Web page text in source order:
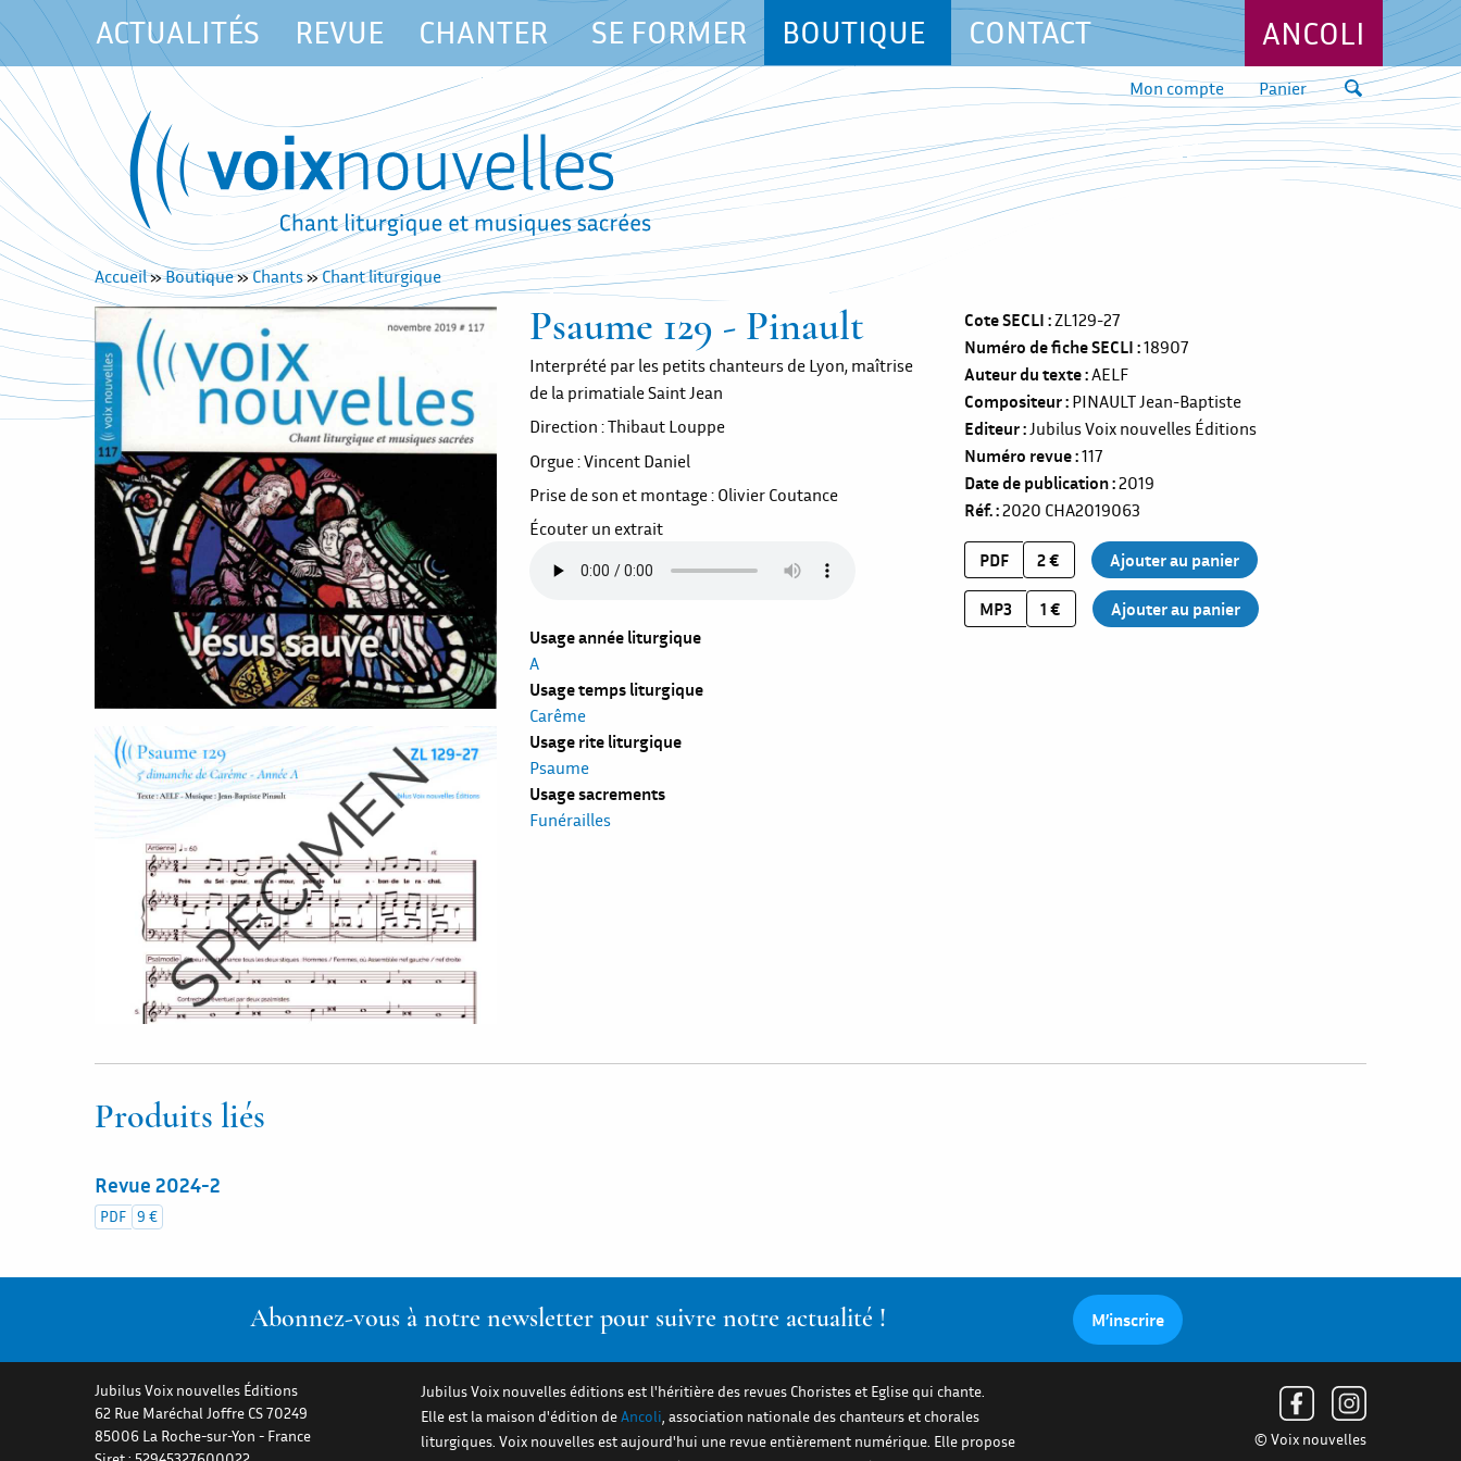
ACTUALITÉS REVUE CHANTER SE FORMER BOUTIQUE CONTACT ANCOLI
Mon compte Panier
Accueil»Boutique»Chants»Chant liturgique
Psaume 129 - Pinault
Interprété par les petits chanteurs de Lyon, maîtrise
de la primatiale Saint Jean
Direction : Thibaut Louppe
Orgue : Vincent Daniel
Prise de son et montage : Olivier Coutance
Écouter un extrait
Usage année liturgique
A
Usage temps liturgique
Carême
Usage rite liturgique
Psaume
Usage sacrements
Funérailles
Cote SECLI ZL129-27
Numéro de fiche SECLI 18907
Auteur du texte AELF
Compositeur PINAULT Jean-Baptiste
Editeur Jubilus Voix nouvelles Éditions
Numéro revue 117
Date de publication 2019
Réf. 2020 CHA2019063
PDF 2 €
MP3 1 €
Produits liés
Revue 2024-2
PDF 9 €
Abonnez-vous à notre newsletter pour suivre notre actualité ! M’inscrire
Jubilus Voix nouvelles Éditions
62 Rue Maréchal Joffre CS 70249
85006 La Roche-sur-Yon - France
Jubilus Voix nouvelles éditions est l'héritière des revues Choristes et Eglise qui chante.
Elle est la maison d'édition deAncoli, association nationale des chanteurs et chorales
liturgiques. Voix nouvelles est aujourd'hui une revue entièrement numérique. Elle propose
© Voix nouvelles